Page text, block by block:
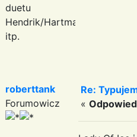
duetu
Hendrik/Hartmann
itp.
roberttank
Forumowicz
Re:
«